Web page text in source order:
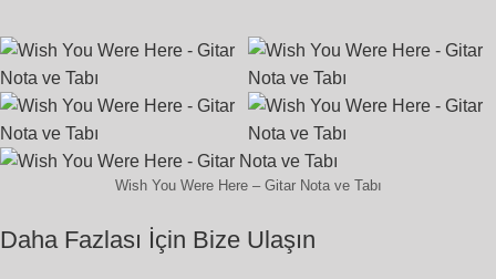
Wish You Were Here – Gitar Nota ve Tabı
Daha Fazlası İçin Bize Ulaşın